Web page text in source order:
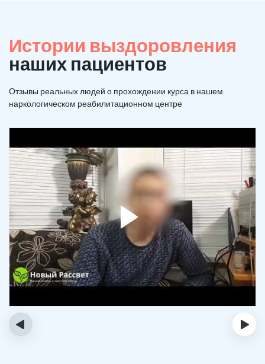
Истории выздоровления
наших пациентов
Отзывы реальных людей о прохождении курса в нашем
наркологическом реабилитационном центре
‹ ›